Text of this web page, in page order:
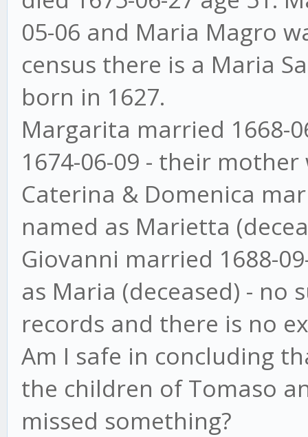
05-06 and Maria Magro
census there is a Maria
born in 1627.
Margarita married 1668-
1674-06-09 - their
Caterina & Domenica
named as Marietta
Giovanni married 1688-
as Maria (deceased) - no
records and there is no
Am I safe in concluding
the children of Tomaso
missed something?